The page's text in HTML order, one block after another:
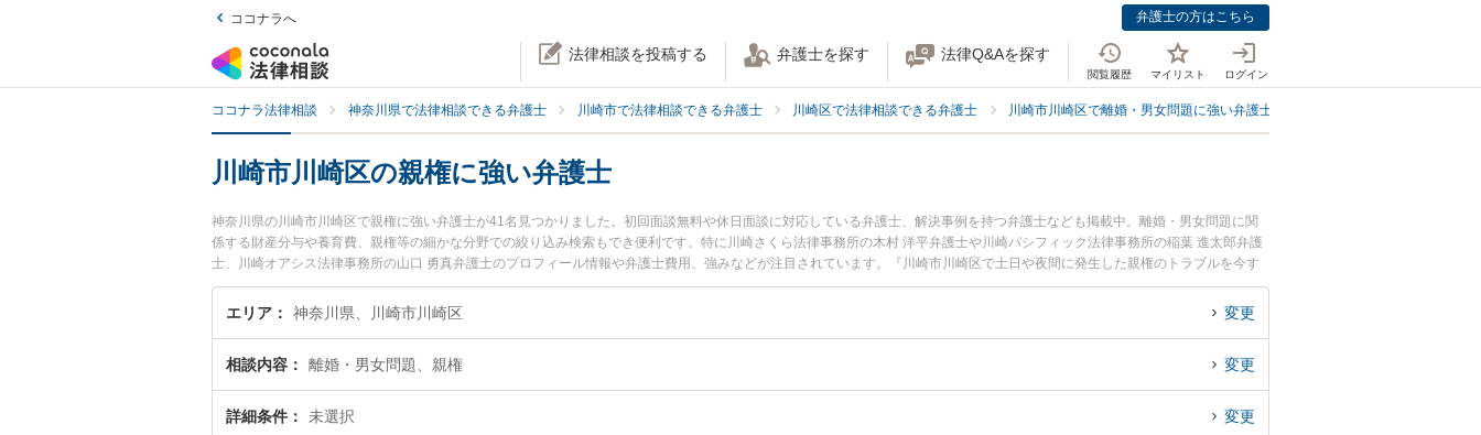
ココナラへ 弁護士の方はこちら
法律相談を投稿する 弁護士を探す 法律Q&Aを探す
閲覧履歴 マイリスト ログイン
ココナラ法律相談 神奈川県で法律相談できる弁護士 川崎市で法律相談できる弁護士 川崎区で法律相談できる弁護士 川崎市川崎区で離婚・男女問題に強い弁護士
川崎市川崎区の親権に強い弁護士
神奈川県の川崎市川崎区で親権に強い弁護士が41名見つかりました。初回面談無料や休日面談に対応している弁護士、解決事例を持つ弁護士なども掲載中。離婚・男女問題に関
係する財産分与や養育費、親権等の細かな分野での絞り込み検索もでき便利です。特に川崎さくら法律事務所の木村 洋平弁護士や川崎パシフィック法律事務所の稲葉 進太郎弁護
士、川崎オアシス法律事務所の山口 勇真弁護士のプロフィール情報や弁護士費用、強みなどが注目されています。『川崎市川崎区で土日や夜間に発生した親権のトラブルを今す
ぐに弁護士に相談したい』『親権のトラブル解決の実績豊富な近くの弁護士を検索したい』『初回相談無料で親権を法律相談できる川崎市川崎区内の弁護士に相談予約したい』な
どでお困りの相談者さんにおすすめです。
エリア 神奈川県、川崎市川崎区 変更
相談内容 離婚・男女問題、親権 変更
詳細条件 未選択 変更